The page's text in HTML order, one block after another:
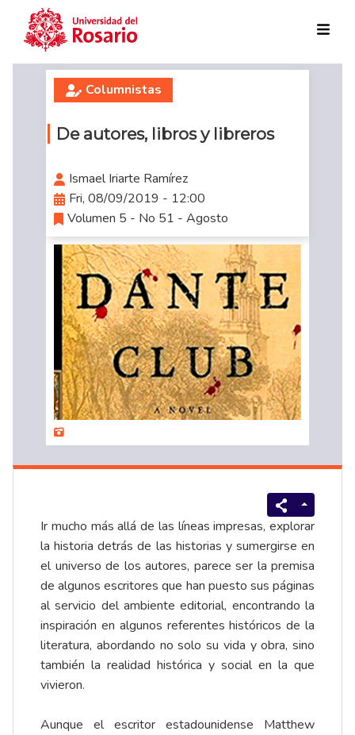
Skip to main content
Columnistas
De autores, libros y libreros
Ismael Iriarte Ramírez
Fri, 08/09/2019 - 12:00
Volumen 5 - No 51 - Agosto
Ir mucho más allá de las líneas impresas, explorar
la historia detrás de las historias y sumergirse en
el universo de los autores, parece ser la premisa
de algunos escritores que han puesto sus páginas
al servicio del ambiente editorial, encontrando la
inspiración en algunos referentes históricos de la
literatura, abordando no solo su vida y obra, sino
también la realidad histórica y social en la que
vivieron.
Aunque el escritor estadounidense Matthew